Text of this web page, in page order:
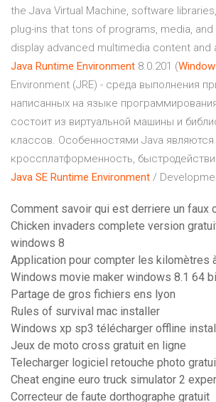
the Java Virtual Machine, software
plug-ins that tons of programs, media,
display advanced multimedia content and
Java Runtime Environment 8.0.201 (
Environment (JRE) - среда выполнения
написанных на языке
состоит из виртуальной машины и
классов. Особенностями Java являются
кроссплатформенность,
Java SE Runtime Environment /
Comment savoir qui est derriere un faux
Chicken invaders complete version
windows 8
Application pour compter les kilomètres
Windows movie maker windows 8.1 64
Partage de gros fichiers ens lyon
Rules of survival mac installer
Windows xp sp3 télécharger offline
Jeux de moto cross gratuit en ligne
Telecharger logiciel retouche photo
Cheat engine euro truck simulator 2
Correcteur de faute dorthographe gratuit